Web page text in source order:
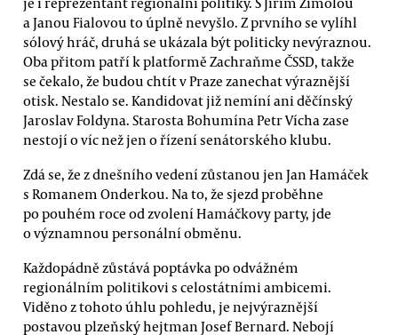
a Janou Fialovou to úplně nevyšlo. Z prvního se vylíhl
sólový hráč, druhá se ukázala být politicky nevýraznou.
Oba přitom patří k platformě Zachraňme ČSSD, takže
se čekalo, že budou chtít v Praze zanechat výraznější
otisk. Nestalo se. Kandidovat již nemíní ani děčínský
Jaroslav Foldyna. Starosta Bohumína Petr Vícha zase
nestojí o víc než jen o řízení senátorského klubu.
Zdá se, že z dnešního vedení zůstanou jen Jan Hamáček
s Romanem Onderkou. Na to, že sjezd proběhne
po pouhém roce od zvolení Hamáčkovy party, jde
o významnou personální obměnu.
Každopádně zůstává poptávka po odvážném
regionálním politikovi s celostátními ambicemi.
Viděno z tohoto úhlu pohledu, je nejvýraznější
postavou plzeňský hejtman Josef Bernard. Nebojí